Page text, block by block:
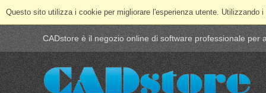
Questo sito utilizza i cookie per migliorare l'esperienza utente.
CADstore è il negozio online di software professionale